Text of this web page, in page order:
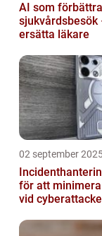
AI som
sjukvårdsbesök
ersätta läkare
02 september
för att
vid